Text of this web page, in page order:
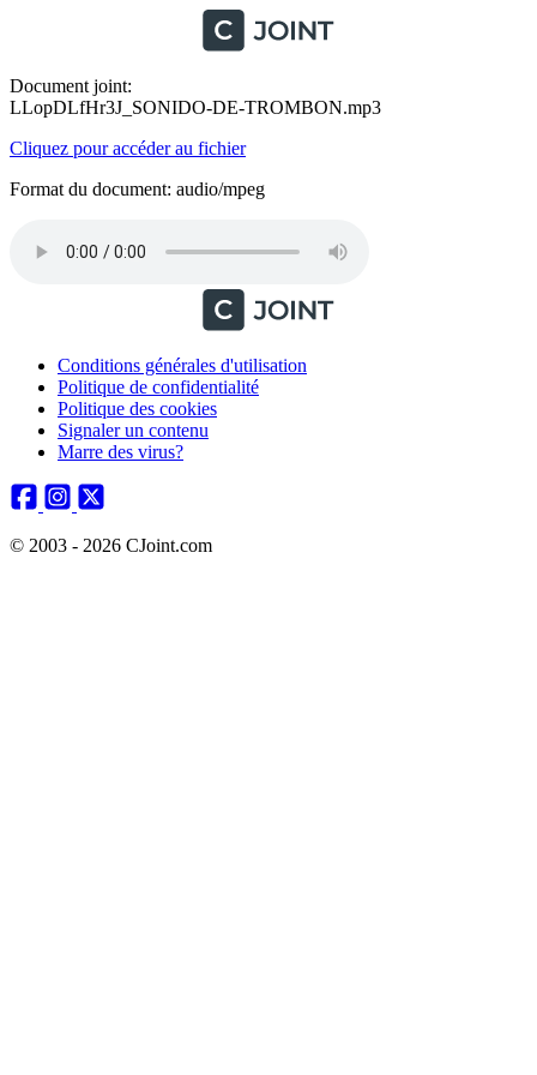
Document joint:
LLopDLfHr3J_SONIDO-DE-TROMBON.mp3
Cliquez pour accéder au fichier
Format du document: audio/mpeg
Conditions générales d'utilisation
Politique de confidentialité
Politique des cookies
Signaler un contenu
Marre des virus?
© 2003 - 2026 CJoint.com